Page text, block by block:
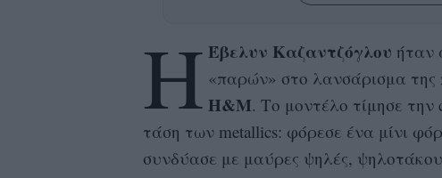
H Έβελυν Καζαντζόγλου ήταν
«παρών» στο λανσάρισμα
H&M. Το μοντέλο τίμησε την
τάση των metallics: φόρεσε ένα μίνι
συνδύασε με μαύρες ψηλές,